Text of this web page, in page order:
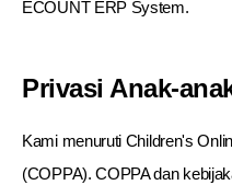
ECOUNT ERP System.
Privasi Anak-
Kami menuruti Children's
(COPPA). COPPA dan